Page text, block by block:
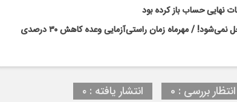
نهایی حساب باز کرده بود
بحران کلاس‌های پرتراکم با بخشنامه و وعده‌های رسانه‌ای حل نمی‌شود! / مهرماه زمان راستی‌آزمایی وعده کاهش ۳۰ درصدی
بررسی : 0 انتشار یافته : ۰